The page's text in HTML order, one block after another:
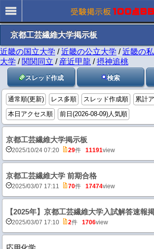
京都工芸繊維大学掲示板
近畿の国立大学 /近畿の公立大学 /近畿の
大学 / 関関同立 / 産近甲龍 /摂神追桃
スレッド作成 検索
通常順(更新) レス多順 スレッド作成順
累計
本日アクセス順
前日(2026-08-09)人気順
京都工芸繊維大学掲示板
2025/10/24 07:20 29件 11191view
京都工芸繊維大学 前期合格
2025/03/07 17:11 70件 17474view
【2025年】京都工芸繊維大学入試解答速報
2025/03/07 17:10 2件 1706view